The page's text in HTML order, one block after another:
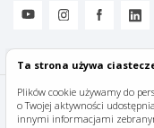
Ta strona używa
Plików cookie używamy do
o Twojej aktywności
innymi informacjami
Mazury Travel ©